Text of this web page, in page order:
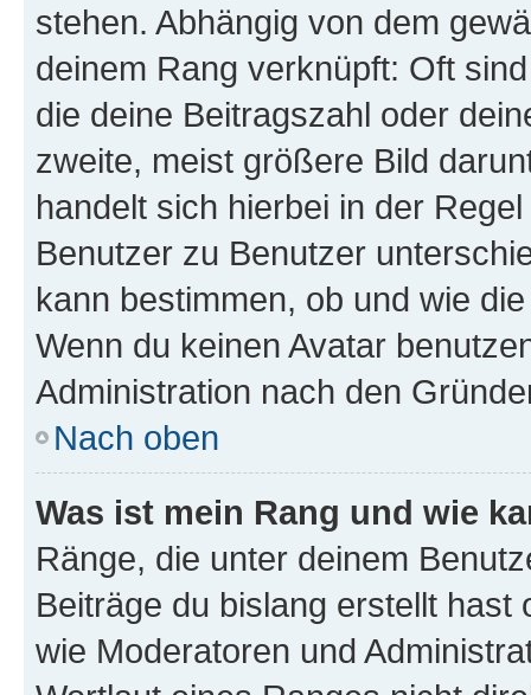
stehen. Abhängig von dem
deinem Rang verknüpft: Oft
die deine Beitragszahl oder
zweite, meist größere Bild
handelt sich hierbei in der
Benutzer zu Benutzer
kann bestimmen, ob und wie
Wenn du keinen Avatar
Administration nach den
Nach oben
Was ist mein Rang und wie
Ränge, die unter deinem
Beiträge du bislang erstellt
wie Moderatoren und